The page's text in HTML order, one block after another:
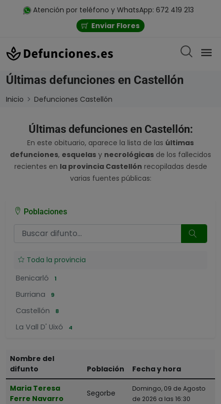
Atención por teléfono y WhatsApp: 672 419 213
Enviar Flores
Últimas defunciones en Castellón
Inicio Defunciones Castellón
Últimas defunciones en Castellón:
En este obituario, aparece la lista de las últimas
defunciones, esquelas y necrológicas de los fallecidos
recientes en la provincia Castellón recopiladas desde
varias fuentes públicas:
Poblaciones
Toda la provincia
Benicarló
1
Burriana 9
Castellón 8
La Vall D' Uixó 4
Torreblanca
Nombre del
difunto
Población
Fecha y hora
Maria Teresa
Ferre Navarro
Segorbe
Domingo, 09 de Agosto
de 2026 a las 16:30